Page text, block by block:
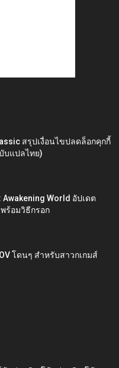
สรุปเงื่อนไขปลดล็อกคุกกี้
บแปลไทย)
World อัปเดต
ร้อมวิธีกรอก
โดนๆ สำหรับสาวกเกมส์